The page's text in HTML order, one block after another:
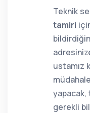
Teknik
tamiri
ustamız
yapacak,
gerekli